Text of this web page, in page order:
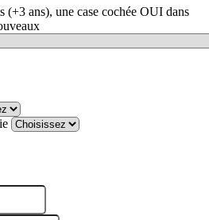
(+3 ans), une case cochée OUI dans